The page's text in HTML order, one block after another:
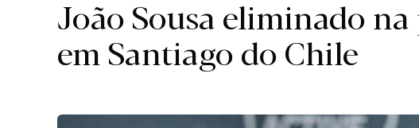
João Sousa eliminado
em Santiago do Chile